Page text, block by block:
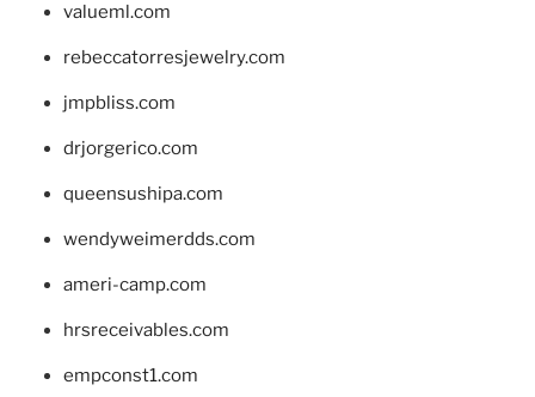
valueml.com
rebeccatorresjewelry.com
jmpbliss.com
drjorgerico.com
queensushipa.com
wendyweimerdds.com
ameri-camp.com
hrsreceivables.com
empconst1.com